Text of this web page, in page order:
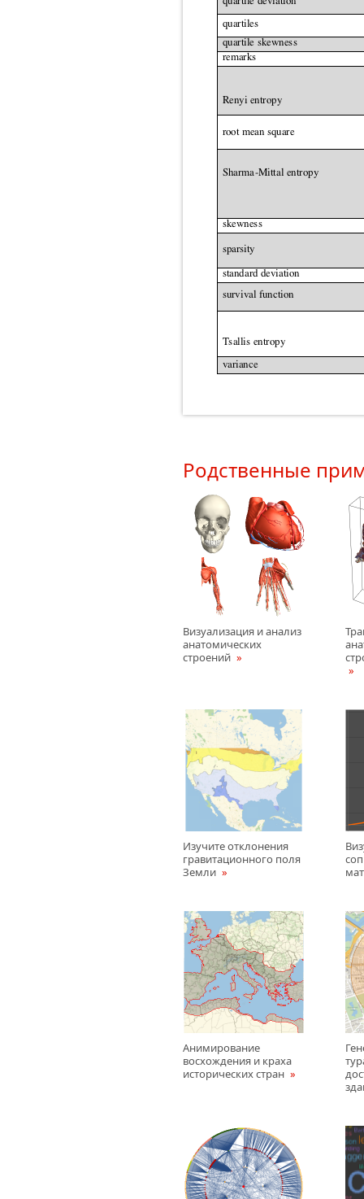
Родственные
Визуализация и анализ
анатомических
строений
Изучите отклонения
гравитационного поля
Земли
Анимирование
восхождения и краха
исторических стран